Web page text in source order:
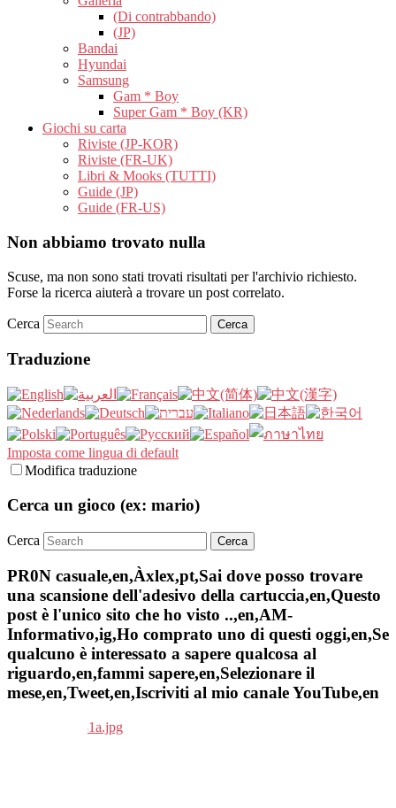
(Di contrabbando)
(JP)
Bandai
Hyundai
Samsung
Gam * Boy
Super Gam * Boy (KR)
Giochi su carta
Riviste (JP-KOR)
Riviste (FR-UK)
Libri & Mooks (TUTTI)
Guide (JP)
Guide (FR-US)
Non abbiamo trovato nulla
Scuse, ma non sono stati trovati risultati per l'archivio richiesto.
Forse la ricerca aiuterà a trovare un post correlato.
Cerca
Traduzione
Imposta come lingua di default
Modifica traduzione
Cerca un gioco (ex: mario)
Cerca
PR0N casuale,en,Àxlex,pt,Sai dove posso trovare
una scansione dell'adesivo della cartuccia,en,Questo
post è l'unico sito che ho visto ..,en,AM-
Informativo,ig,Ho comprato uno di questi oggi,en,Se
qualcuno è interessato a sapere qualcosa al
riguardo,en,fammi sapere,en,Selezionare il
mese,en,Tweet,en,Iscriviti al mio canale YouTube,en